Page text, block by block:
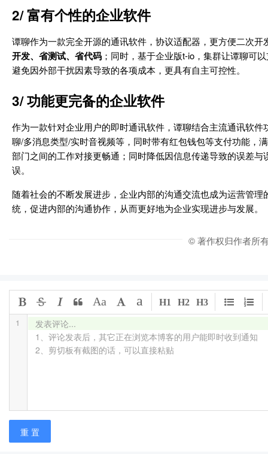
2/ 富有个性的企业软件
谭聊作为一款完全开源的通讯软件，协议适配器，更方便二次
开发、省测试、省代码 ；同时，基于企业版t-io，集群让谭聊可
避免因外部干扰因素导致的各项成本，更具有自主可控性。
3/ 功能更完备的企业软件
作为一款针对企业用户的即时通讯软件，谭聊结合主流通讯软
聊/多消息类型/实时音视频等，同时带有红包钱包等支付功能，
部门之间的工作对接更畅通；同时降低因信息传递导致的误差
误。
随着社会的不断发展进步，企业内部的沟通交流也成为运营管理
统，促进内部的沟通协作，从而更好地为企业实现进步与发展。
© 著作权归作者所
发表评论...
1、评论发表后，其它正在浏览本博客的用户能即时收到通知
2、剪切板有截图的话，可以直接粘贴
1
Aa a H1 H2 H3
重 置